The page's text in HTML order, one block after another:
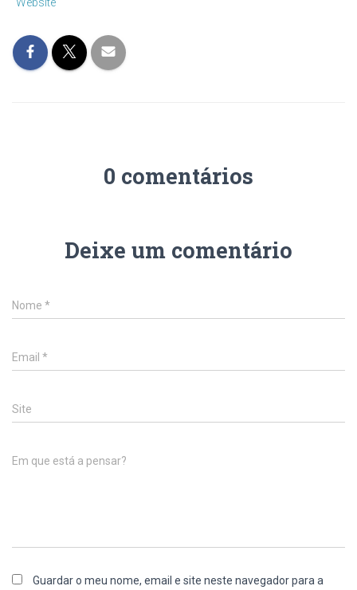
0 comentários
Deixe um comentário
Nome *
Email *
Site
Em que está a pensar?
Guardar o meu nome, email e site neste navegador para a